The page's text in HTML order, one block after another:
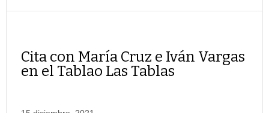
Cita con María Cruz e Iván Vargas
en el Tablao Las Tablas